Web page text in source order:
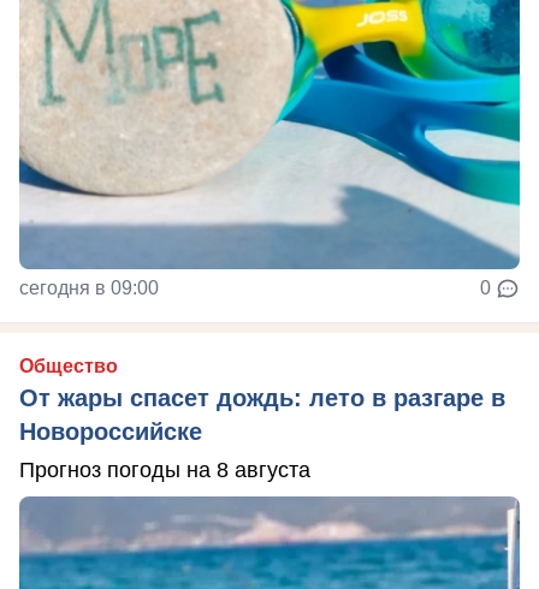
сегодня в 09:00 0
Общество
От жары спасет дождь: лето в разгаре в
Новороссийске
Прогноз погоды на 8 августа